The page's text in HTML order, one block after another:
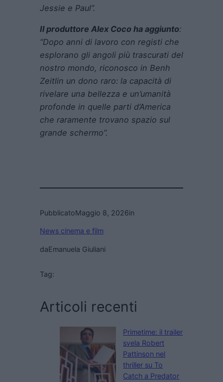
Jessie e Paul”.
Il produttore Alex Coco ha aggiunto:
“Dopo anni di lavoro con registi che
esplorano gli angoli più trascurati del
nostro mondo, riconosco in Benh
Zeitlin un dono raro: la capacità di
rivelare una bellezza e un’umanità
profonde in quelle parti d’America
che raramente trovano spazio sul
grande schermo”.
PubblicatoMaggio 8, 2026in
News cinema e film
daEmanuela Giuliani
Tag:
Articoli recenti
Primetime: il trailer
svela Robert
Pattinson nel
thriller su To
Catch a Predator